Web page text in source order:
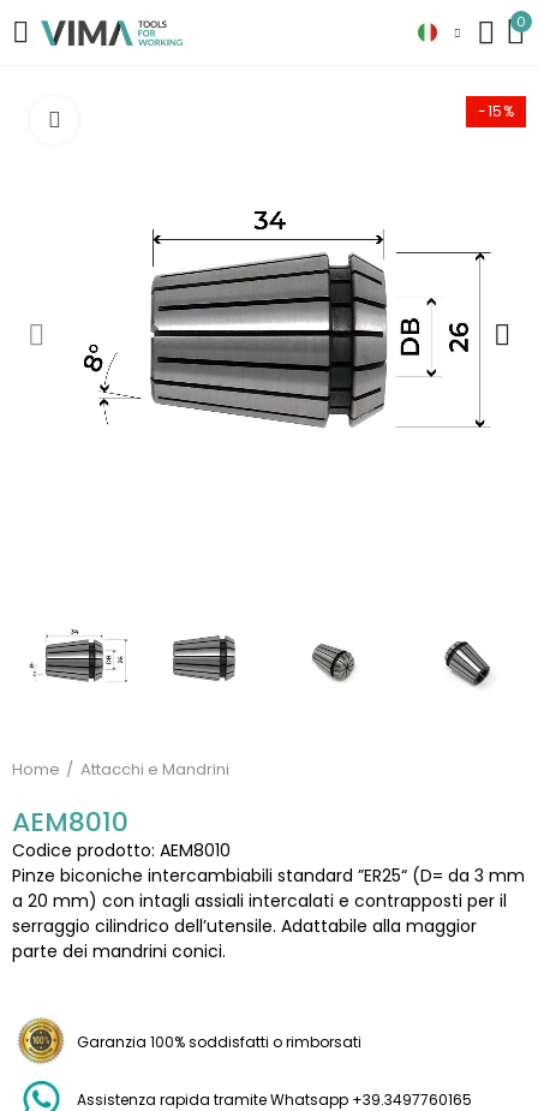
0
-15%
Home Attacchi e Mandrini
AEM8010
Codice prodotto: AEM8010
Pinze biconiche intercambiabili standard ”ER25“ (D= da 3 mm
a 20 mm) con intagli assiali intercalati e contrapposti per il
serraggio cilindrico dell’utensile. Adattabile alla maggior
parte dei mandrini conici.
Garanzia 100% soddisfatti o rimborsati
Assistenza rapida tramite Whatsapp +39.3497760165